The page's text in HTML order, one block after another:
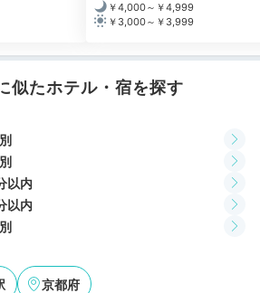
、京都には美味しい日本酒が豊富
みと一緒に購入しておいて、寝る
認してみましょう。
￥4,000～￥4,999
￥3,000～￥3,999
似たホテル・宿を探す
以内
以内
京都府